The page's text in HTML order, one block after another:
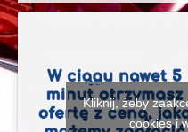
Kliknij, żeby
cookies i